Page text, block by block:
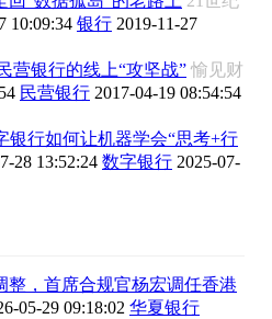
10:09:34 银行 2019-11-27
营银行的线上“攻坚战” 愉见财
民营银行 2017-04-19 08:54:54
银行如何让机器学会“思考+行
28 13:52:24 数字银行 2025-07-
整，首席合规官杨宏调任香港
05-29 09:18:02 华夏银行